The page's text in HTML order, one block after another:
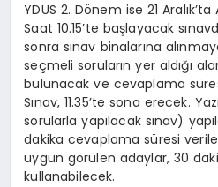
YDUS 2. Dönem ise 21
Saat 10.15’te başlayacak
sonra sınav binalarına
seçmeli soruların yer aldığı
bulunacak ve cevaplama
Sınav, 11.35’te sona erecek.
sorularla yapılacak sınav)
dakika cevaplama süresi
uygun görülen adaylar, 30
kullanabilecek.